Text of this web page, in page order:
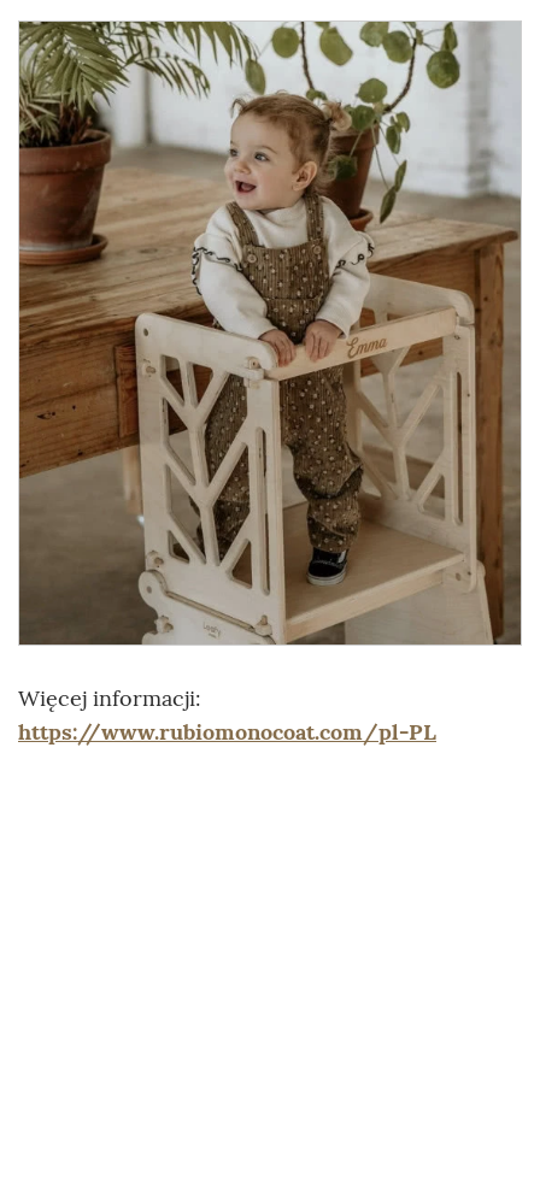
Więcej informacji:
https://www.rubiomonocoat.com/pl-PL